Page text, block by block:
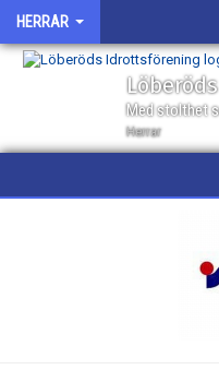
HERRAR
Med stolthet
Herrar